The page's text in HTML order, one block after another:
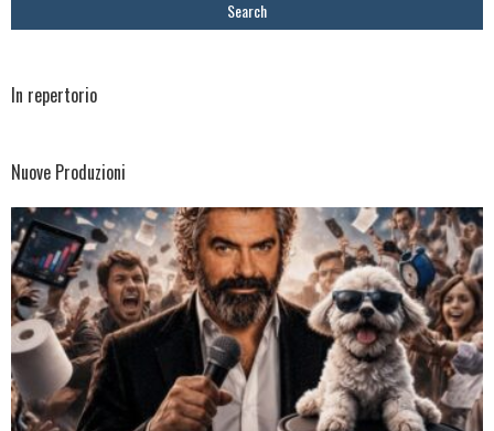
In repertorio
Nuove Produzioni